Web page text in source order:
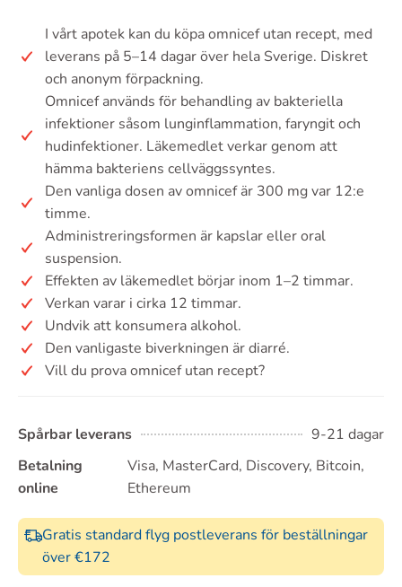
I vårt apotek kan du köpa omnicef utan recept, med
leverans på 5–14 dagar över hela Sverige. Diskret
och anonym förpackning.
Omnicef används för behandling av bakteriella
infektioner såsom lunginflammation, faryngit och
hudinfektioner. Läkemedlet verkar genom att
hämma bakteriens cellväggssyntes.
Den vanliga dosen av omnicef är 300 mg var 12:e
timme.
Administreringsformen är kapslar eller oral
suspension.
Effekten av läkemedlet börjar inom 1–2 timmar.
Verkan varar i cirka 12 timmar.
Undvik att konsumera alkohol.
Den vanligaste biverkningen är diarré.
Vill du prova omnicef utan recept?
Spårbar leverans
9-21 dagar
Betalning
online
Visa, MasterCard, Discovery, Bitcoin,
Ethereum
Gratis standard flyg postleverans för beställningar
över €172